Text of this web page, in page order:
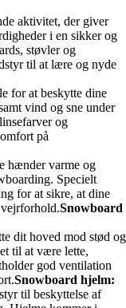
aktivitet, der giver
i en sikker og
støvler og
til at lære og nyde
for at beskytte dine
vind og sne under
og
på
hænder varme og
Specielt
for at sikre, at dine
Snowboard
dit hoved mod stød og
til at være lette,
god ventilation
Snowboard hjelm:
til beskyttelse af